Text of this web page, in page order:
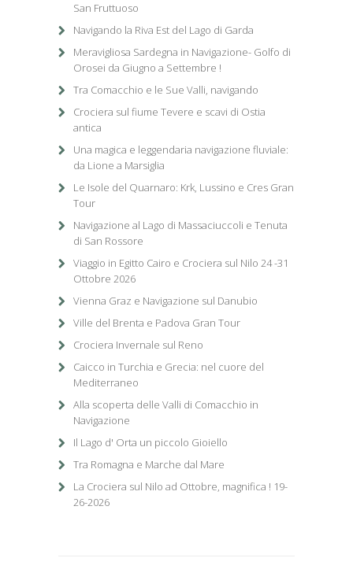
San Fruttuoso
Navigando la Riva Est del Lago di Garda
Meravigliosa Sardegna in Navigazione- Golfo di
Orosei da Giugno a Settembre !
Tra Comacchio e le Sue Valli, navigando
Crociera sul fiume Tevere e scavi di Ostia
antica
Una magica e leggendaria navigazione fluviale:
da Lione a Marsiglia
Le Isole del Quarnaro: Krk, Lussino e Cres Gran
Tour
Navigazione al Lago di Massaciuccoli e Tenuta
di San Rossore
Viaggio in Egitto Cairo e Crociera sul Nilo 24 -31
Ottobre 2026
Vienna Graz e Navigazione sul Danubio
Ville del Brenta e Padova Gran Tour
Crociera Invernale sul Reno
Caicco in Turchia e Grecia: nel cuore del
Mediterraneo
Alla scoperta delle Valli di Comacchio in
Navigazione
Il Lago d' Orta un piccolo Gioiello
Tra Romagna e Marche dal Mare
La Crociera sul Nilo ad Ottobre, magnifica ! 19-
26-2026